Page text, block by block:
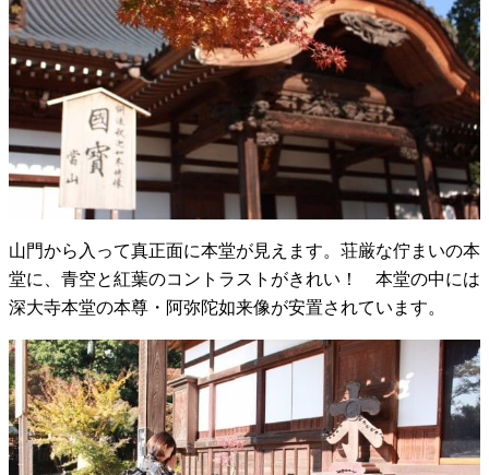
山門から入って真正面に本堂が見えます。荘厳な佇まいの本
堂に、青空と紅葉のコントラストがきれい！ 本堂の中には
深大寺本堂の本尊・阿弥陀如来像が安置されています。